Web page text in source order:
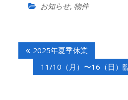
お知らせ, 物件
稿 2025年夏季休業
11/10（月）〜16（日）